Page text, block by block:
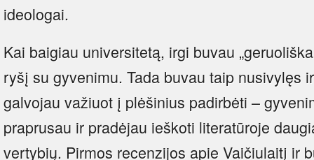
ideologai.
Kai baigiau universitetą, irgi buvau
ryšį su gyvenimu. Tada buvau taip nusivylęs
galvojau važiuot į plėšinius padirbėti –
praprusau ir pradėjau ieškoti literatūroje
vertybių. Pirmos recenzijos apie Vaičiulaitį ir